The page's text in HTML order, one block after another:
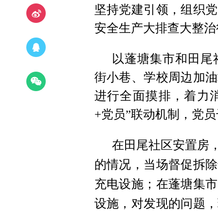
坚持党建引领，组织
安全生产大排查大整
以蓬塘集市和田
街小巷、学校周边加
进行全面摸排，着力
+党员”联动机制，党
在田尾社区安置房
的情况，当场督促拆
充电设施； 在蓬塘集
设施，对发现的问题